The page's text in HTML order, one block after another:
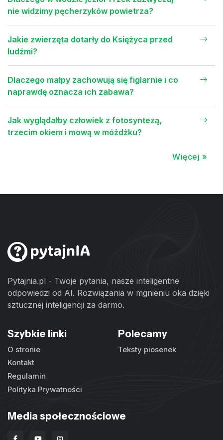
nie widzimy pęcherzyków powietrza?
Jakie zwierzęta dotarły do Księżyca przed
ludźmi?
Dlaczego małpy zachowują się figlarnie i co
naprawdę oznacza ich zabawa?
Jak wyglądałby człowiek z fotosyntezą,
trzecim okiem i mową w móżdżku?
Więcej »
Pytajnia.pl - Twoje pytania, nasze inteligentne
odpowiedzi od AI. Rozwiązania w mgnieniu oka dzięki
sztucznej inteligencji za darmo.
Szybkie linki
O stronie
Kontakt
Regulamin
Polityka Prywatności
Polecamy
Teksty piosenek
Media społecznościowe